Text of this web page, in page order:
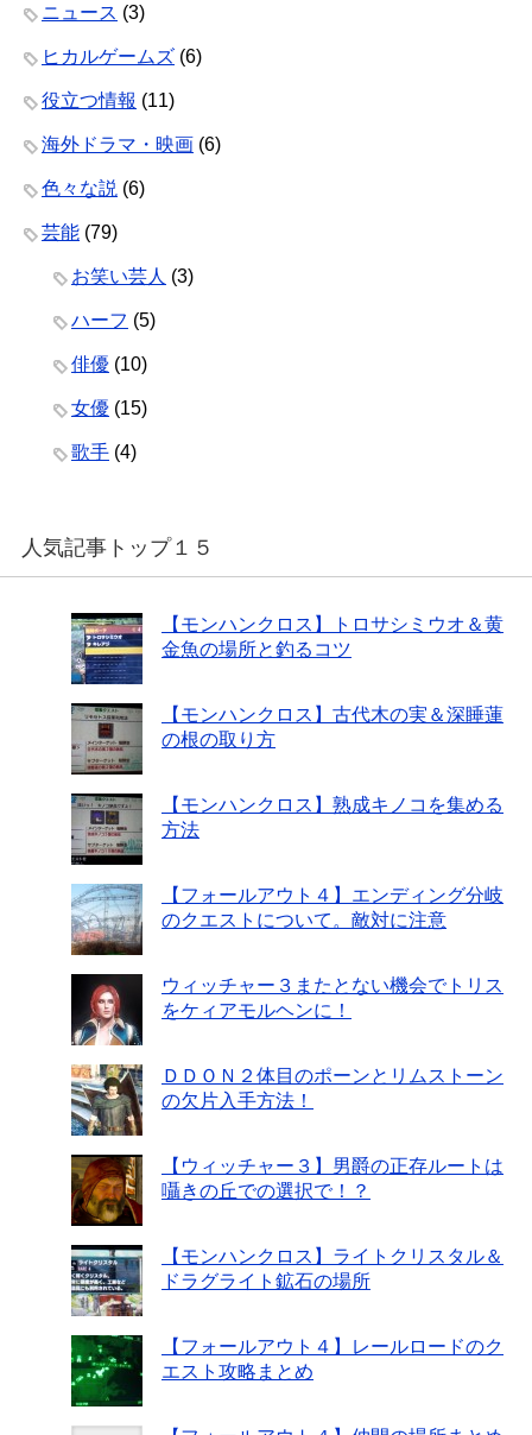
ニュース (3)
ヒカルゲームズ (6)
役立つ情報 (11)
海外ドラマ・映画 (6)
色々な説 (6)
芸能 (79)
お笑い芸人 (3)
ハーフ (5)
俳優 (10)
女優 (15)
歌手 (4)
人気記事トップ１５
【モンハンクロス】トロサシミウオ＆黄
金魚の場所と釣るコツ
【モンハンクロス】古代木の実＆深睡蓮
の根の取り方
【モンハンクロス】熟成キノコを集める
方法
【フォールアウト４】エンディング分岐
のクエストについて。敵対に注意
ウィッチャー３またとない機会でトリス
をケィアモルヘンに！
ＤＤＯＮ２体目のポーンとリムストーン
の欠片入手方法！
【ウィッチャー３】男爵の正存ルートは
囁きの丘での選択で！？
【モンハンクロス】ライトクリスタル＆
ドラグライト鉱石の場所
【フォールアウト４】レールロードのク
エスト攻略まとめ